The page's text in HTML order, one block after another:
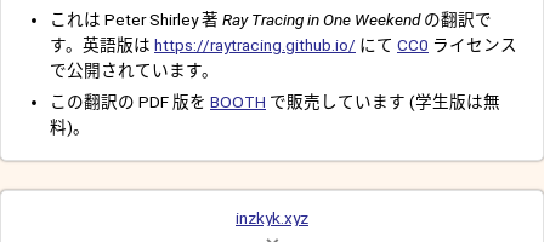
これは Peter Shirley 著 Ray Tracing in One Weekendの翻訳で
す。英語版は https://raytracing.github.io/ にて CC0 ライセンス
で公開されています。
この翻訳の PDF 版を BOOTH で販売しています (学生版は無
料)。
inzkyk.xyz